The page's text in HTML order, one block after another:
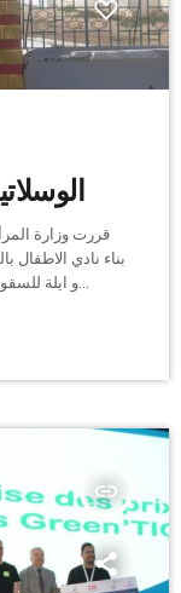
بناء نادي الاطفال
و ايلة
المذكورة
insert_link